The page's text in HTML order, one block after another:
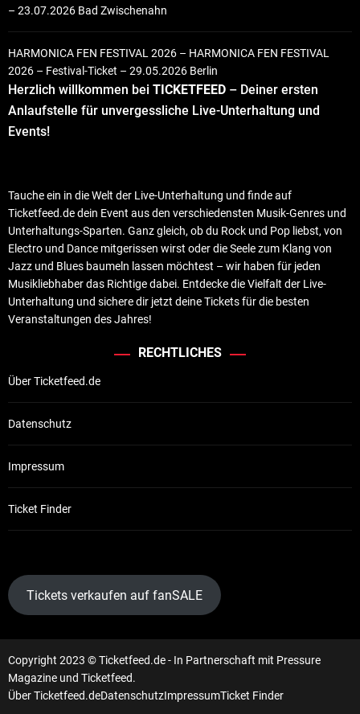
– 23.07.2026 Bad Zwischenahn
HARMONICA FEN FESTIVAL 2026 – HARMONICA FEN FESTIVAL
2026 – Festival-Ticket – 29.05.2026 Berlin
Herzlich willkommen bei TICKETFEED – Deiner ersten
Anlaufstelle für unvergessliche Live-Unterhaltung und
Events!
Tauche ein in die Welt der Live-Unterhaltung und finde auf
Ticketfeed.de dein Event aus den verschiedensten Musik-Genres und
Unterhaltungs-Sparten. Ganz gleich, ob du Rock und Pop liebst, von
Electro und Dance mitgerissen wirst oder die Seele zum Klang von
Jazz und Blues baumeln lassen möchtest – wir haben für jeden
Musikliebhaber das Richtige dabei. Entdecke die Vielfalt der Live-
Unterhaltung und sichere dir jetzt deine Tickets für die besten
Veranstaltungen des Jahres!
RECHTLICHES
Über Ticketfeed.de
Datenschutz
Impressum
Ticket Finder
Tickets verkaufen auf fanSALE
Copyright 2023 © Ticketfeed.de - In Partnerschaft mit Pressure
Magazine und Ticketfeed.
Über Ticketfeed.deDatenschutzImpressumTicket Finder